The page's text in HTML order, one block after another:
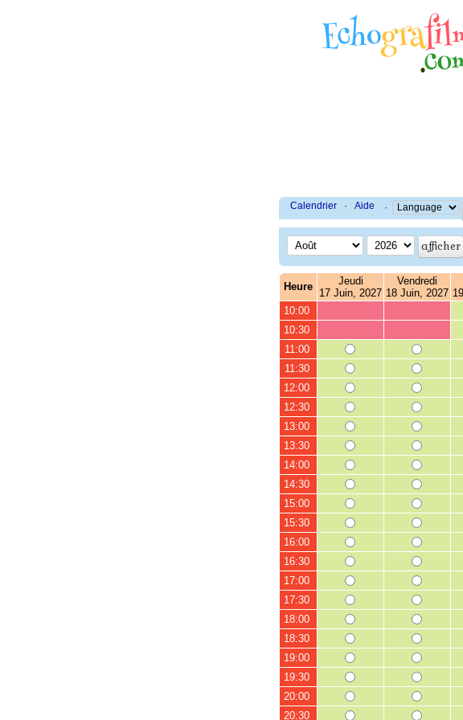
Calendrier · Aide ·
Heure
Jeudi
17 Juin, 2027
Vendredi
18 Juin, 2027
10:00
10:30
11:00
11:30
12:00
12:30
13:00
13:30
14:00
14:30
15:00
15:30
16:00
16:30
17:00
17:30
18:00
18:30
19:00
19:30
20:00
20:30